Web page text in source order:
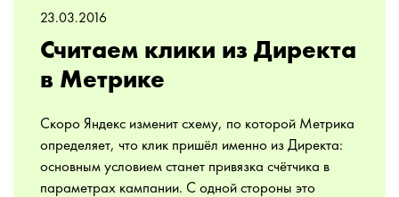
23.03.2016
Считаем клики из Директа
в Метрике
Скоро Яндекс изменит схему, по которой Метрика
определяет, что клик пришёл именно из Директа:
основным условием станет привязка счётчика в
параметрах кампании. С одной стороны это